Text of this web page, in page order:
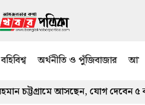
বহিবিশ্ব অর্থনীতি ও পুঁজিবাজার
চট্টগ্রামে আসছেন, যোগ দেবেন ৫